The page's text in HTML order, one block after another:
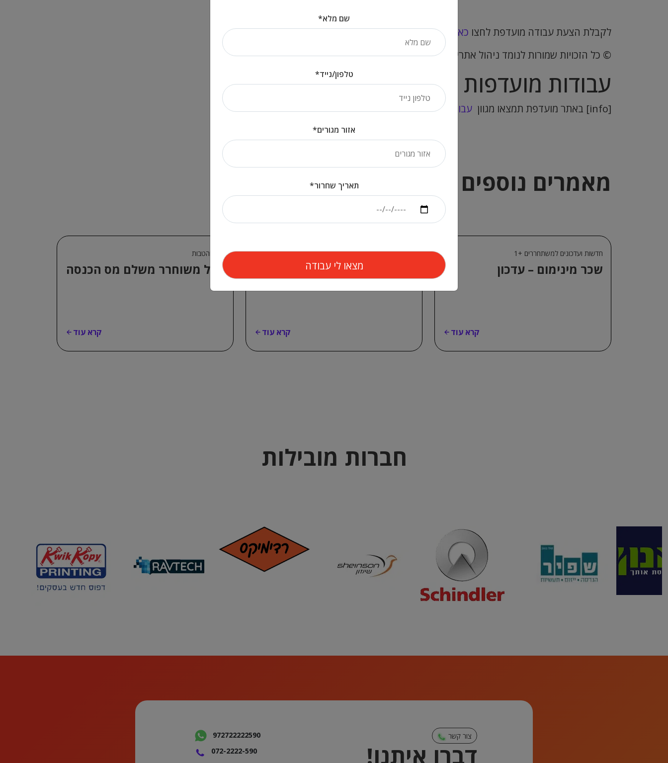
לקבלת הצעת עבודה מועדפת לחצו כאן
© כל הזכויות שמורות לנומד ניהול אתרי דרושים בע"מ "כל העבודות לחיילים משוחררים"
עבודות מועדפות
[info] באתר מועדפת תמצאו מגוון עבודות מועדפותלחיילים וחיילות משוחררים. [/info]
מאמרים נוספים בנושא
חדשות ועדכונים למשתחררים +1
שכר מינימום – עדכון
קרא עוד
שכר והטבות
עבודה מועדפת – לא שכר
מינימום
קרא עוד
שכר והטבות
חייל משוחרר משלם מס הכנסה
קרא עוד
חברות מובילות
צור קשר
דברו איתנו!
972722222590
072-2222-590
שם מלא*
טלפון/נייד*
אזור מגורים*
תאריך שחרור*